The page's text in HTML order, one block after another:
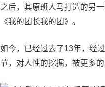
之后，其原班人马打造的另
《我的团长我的团》。
如今，已经过去了13年，经
节，对人性的挖掘，被更多的